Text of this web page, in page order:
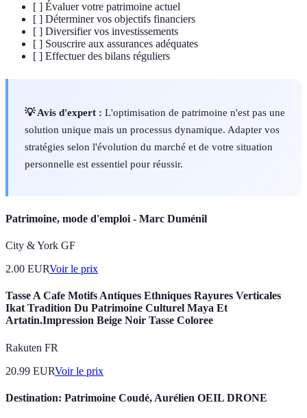
[ ] Évaluer votre patrimoine actuel
[ ] Déterminer vos objectifs financiers
[ ] Diversifier vos investissements
[ ] Souscrire aux assurances adéquates
[ ] Effectuer des bilans réguliers
💡 Avis d'expert : L'optimisation de patrimoine n'est pas une
solution unique mais un processus dynamique. Adapter vos
stratégies selon l'évolution du marché et de votre situation
personnelle est essentiel pour réussir.
Patrimoine, mode d'emploi - Marc Duménil
City & York GF
2.00 EURVoir le prix
Tasse A Cafe Motifs Antiques Ethniques Rayures Verticales
Ikat Tradition Du Patrimoine Culturel Maya Et
Artatin.Impression Beige Noir Tasse Coloree
Rakuten FR
20.99 EURVoir le prix
Destination: Patrimoine Coudé, Aurélien OEIL DRONE